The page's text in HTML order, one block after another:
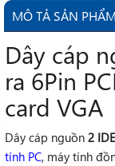
MÔ TẢ SẢN PHẨM
Dây cáp
ra 6Pin
card VGA
Dây cáp nguồn 2
tính PC, máy tính